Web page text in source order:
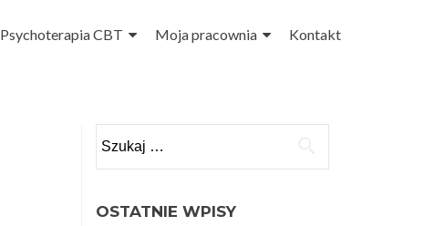
Psychoterapia CBT Moja pracownia Kontakt
OSTATNIE WPISY